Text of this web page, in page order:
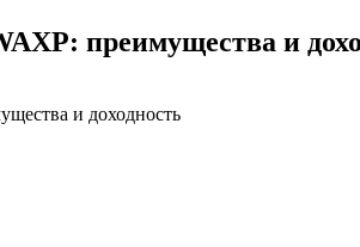
преимущества и